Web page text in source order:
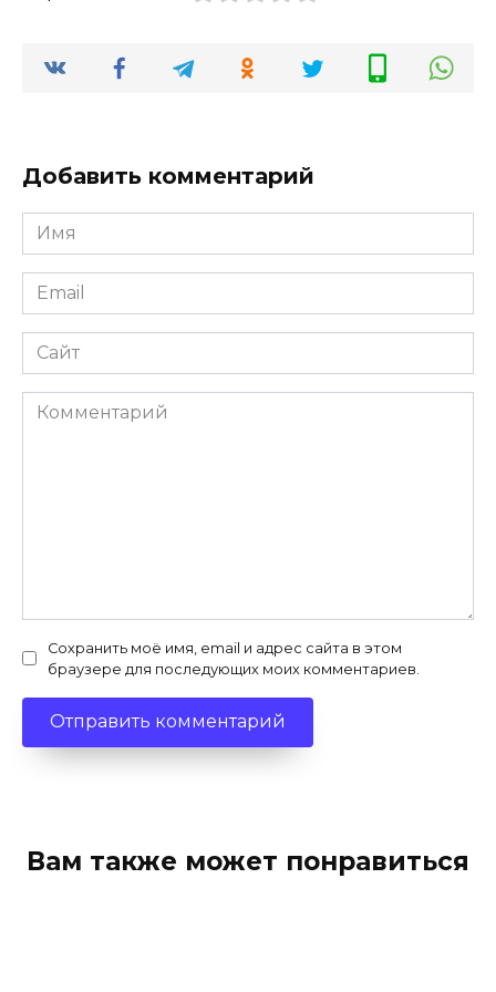
Добавить комментарий
Имя
*
Email
*
Сайт
Комментарий
Сохранить моё имя, email и адрес сайта в этом
браузере для последующих моих комментариев.
Вам также может понравиться